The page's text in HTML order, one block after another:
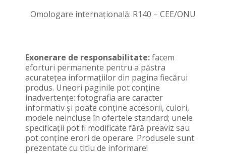
Omologare internațională: R140 – CEE/ONU
Exonerare de responsabilitate:facem
eforturi permanente pentru a păstra
acurateţea informaţiilor din pagina fiecărui
produs. Uneori paginile pot conţine
inadvertenţe: fotografia are caracter
informativ şi poate conţine accesorii, culori,
modele neincluse în ofertele standard; unele
specificaţii pot fi modificate fără preaviz sau
pot conţine erori de operare. Produsele sunt
prezentate cu titlu de informare!